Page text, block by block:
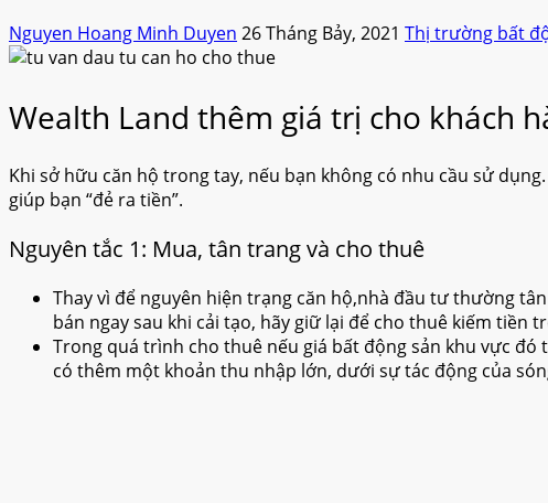
Nguyen Hoang Minh Duyen 26 Tháng Bảy, 2021 Thị trường bất
Wealth Land thêm giá trị cho khách
Khi sở hữu căn hộ trong tay, nếu bạn không có nhu cầu sử
giúp bạn “đẻ ra tiền”.
Nguyên tắc 1: Mua, tân trang và cho thuê
Thay vì để nguyên hiện trạng căn hộ,nhà đầu tư thường
bán ngay sau khi cải tạo, hãy giữ lại để cho thuê kiếm tiền
Trong quá trình cho thuê nếu giá bất động sản khu vực
có thêm một khoản thu nhập lớn, dưới sự tác động của